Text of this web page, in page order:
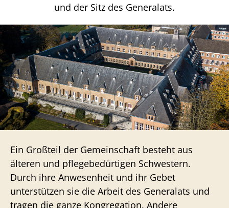
und der Sitz des Generalats.
Ein Großteil der Gemeinschaft besteht aus
älteren und pflegebedürtigen Schwestern.
Durch ihre Anwesenheit und ihr Gebet
unterstützen sie die Arbeit des Generalats und
tragen die ganze Kongregation. Andere